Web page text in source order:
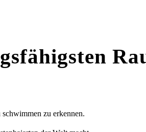
zu erkennen.